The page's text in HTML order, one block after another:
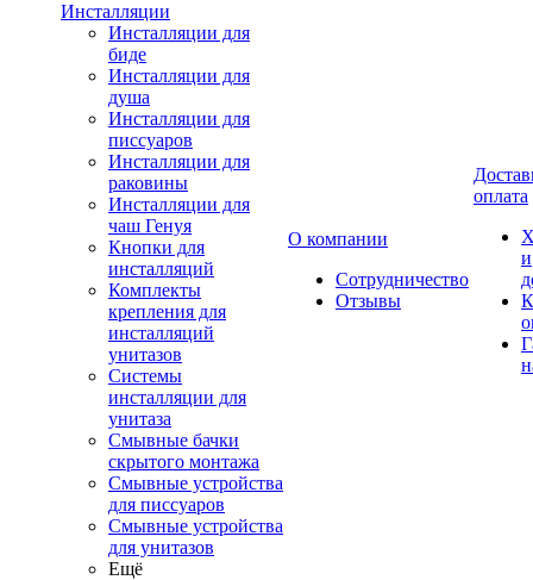
Инсталляции
Инсталляции для
биде
Инсталляции для
душа
Инсталляции для
писсуаров
Инсталляции для
раковины
Инсталляции для
чаш Генуя
Кнопки для
инсталляций
Комплекты
крепления для
инсталляций
унитазов
Системы
инсталляции для
унитаза
Смывные бачки
скрытого монтажа
Смывные устройства
для писсуаров
Смывные устройства
для унитазов
Ещё
О компании
Сотрудничество
Отзывы
оплата
и